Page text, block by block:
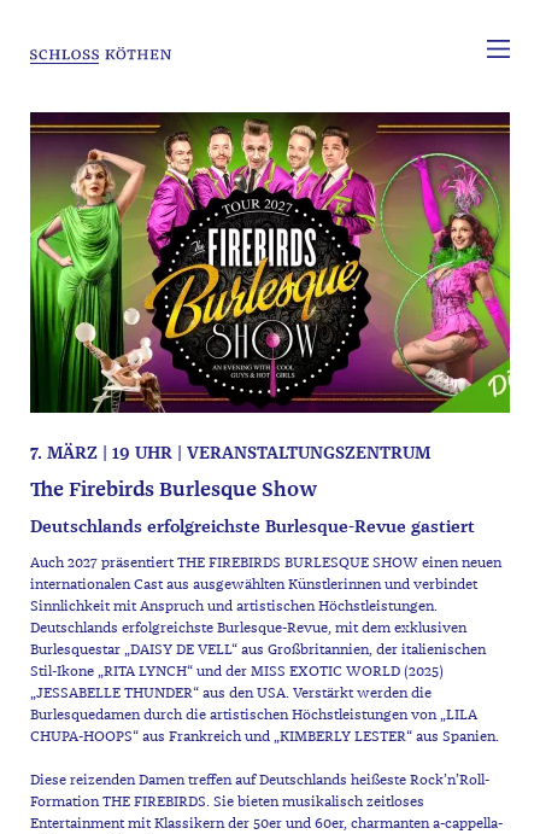
7. MÄRZ | 19 UHR | VERANSTALTUNGSZENTRUM
The Firebirds Burlesque Show
Deutschlands erfolgreichste Burlesque-Revue gastiert
Auch 2027 präsentiert THE FIREBIRDS BURLESQUE SHOW einen neuen
internationalen Cast aus ausgewählten Künstlerinnen und verbindet
Sinnlichkeit mit Anspruch und artistischen Höchstleistungen.
Deutschlands erfolgreichste Burlesque-Revue, mit dem exklusiven
Burlesquestar „DAISY DE VELL“ aus Großbritannien, der italienischen
Stil-Ikone „RITA LYNCH“ und der MISS EXOTIC WORLD (2025)
„JESSABELLE THUNDER“ aus den USA. Verstärkt werden die
Burlesquedamen durch die artistischen Höchstleistungen von „LILA
CHUPA-HOOPS“ aus Frankreich und „KIMBERLY LESTER“ aus Spanien.
Diese reizenden Damen treffen auf Deutschlands heißeste Rock’n’Roll-
Formation THE FIREBIRDS. Sie bieten musikalisch zeitloses
Entertainment mit Klassikern der 50er und 60er, charmanten a-cappella-